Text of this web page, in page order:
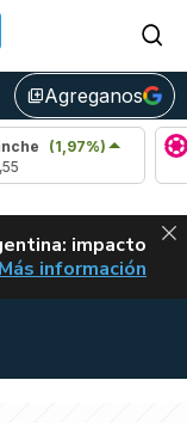
library_addAgreganos
impacto
CLARITY ACT EN
Más información